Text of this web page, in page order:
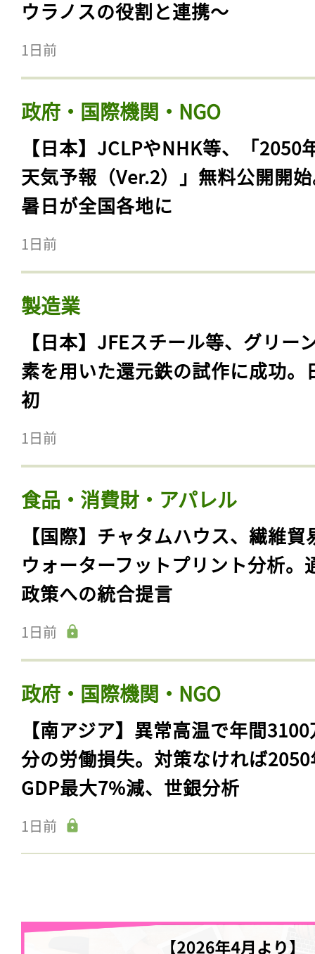
ウラノスの役割と連携〜
1日前
政府・国際機関・NGO
【日本】JCLPやNHK等、「2050
天気予報（Ver.2）」無料公開開
暑日が全国各地に
1日前
製造業
【日本】JFEスチール等、グリー
素を用いた還元鉄の試作に成功。
初
1日前
食品・消費財・アパレル
【国際】チャタムハウス、繊維貿
ウォーターフットプリント分析。
政策への統合提言
1日前
政府・国際機関・NGO
【南アジア】異常高温で年間
分の労働損失。対策なければ
GDP最大7%減、世銀分析
1日前